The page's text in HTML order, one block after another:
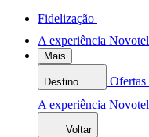
Fidelização
A experiência Novotel
Mais
Destino Ofertas
A experiência Novotel
Voltar